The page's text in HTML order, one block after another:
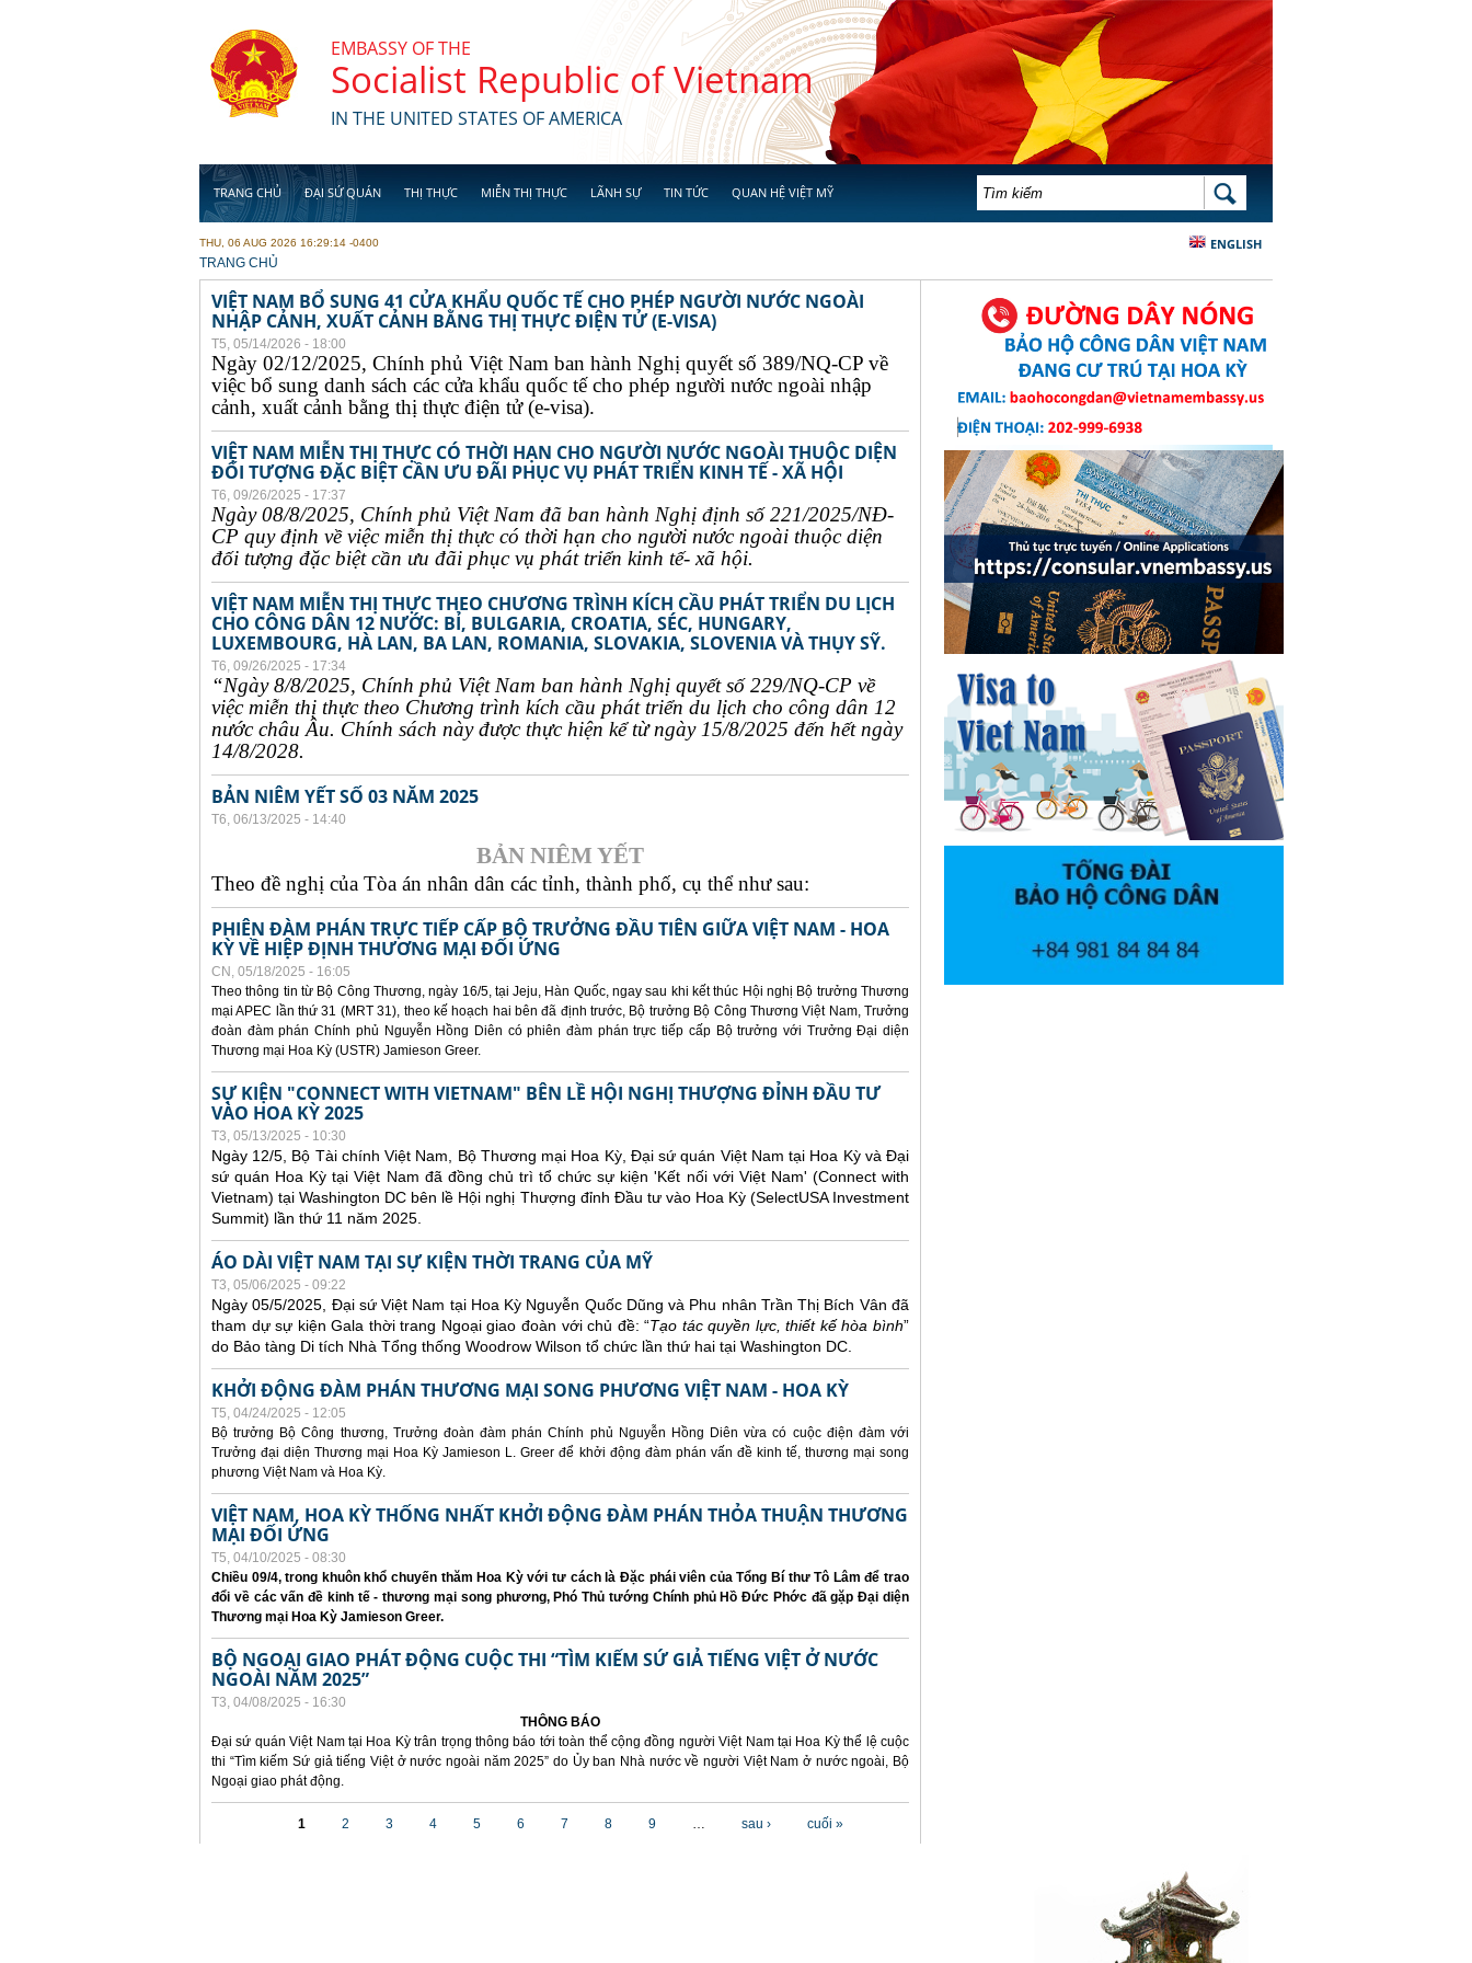
EMBASSY OF THE
Socialist Republic of Vietnam
IN THE UNITED STATES OF AMERICA
TRANG CHỦ ĐẠI SỨ QUÁN THỊ THỰC MIỄN THỊ THỰC LÃNH SỰ TIN TỨC QUAN HỆ VIỆT MỸ BIỂU MẪU TÌM KIẾM TÌM KIẾM
ENGLISH
THU, 06 AUG 2026 16:29:14 -0400
YOU ARE HERE
TRANG CHỦ
VIỆT NAM BỔ SUNG 41 CỬA KHẨU QUỐC TẾ CHO PHÉP NGƯỜI NƯỚC NGOÀI
NHẬP CẢNH, XUẤT CẢNH BẰNG THỊ THỰC ĐIỆN TỬ (E-VISA)
T5, 05/14/2026 - 18:00
Ngày 02/12/2025, Chính phủ Việt Nam ban hành Nghị quyết số 389/NQ-CP về
việc bổ sung danh sách các cửa khẩu quốc tế cho phép người nước ngoài nhập
cảnh, xuất cảnh bằng thị thực điện tử (e-visa).
VIỆT NAM MIỄN THỊ THỰC CÓ THỜI HẠN CHO NGƯỜI NƯỚC NGOÀI THUỘC DIỆN
ĐỐI TƯỢNG ĐẶC BIỆT CẦN ƯU ĐÃI PHỤC VỤ PHÁT TRIỂN KINH TẾ - XÃ HỘI
T6, 09/26/2025 - 17:37
Ngày 08/8/2025, Chính phủ Việt Nam đã ban hành Nghị định số 221/2025/NĐ-
CP quy định về việc miễn thị thực có thời hạn cho người nước ngoài thuộc diện
đối tượng đặc biệt cần ưu đãi phục vụ phát triển kinh tế- xã hội.
VIỆT NAM MIỄN THỊ THỰC THEO CHƯƠNG TRÌNH KÍCH CẦU PHÁT TRIỂN DU LỊCH
CHO CÔNG DÂN 12 NƯỚC: BỈ, BULGARIA, CROATIA, SÉC, HUNGARY,
LUXEMBOURG, HÀ LAN, BA LAN, ROMANIA, SLOVAKIA, SLOVENIA VÀ THỤY SỸ.
T6, 09/26/2025 - 17:34
“Ngày 8/8/2025, Chính phủ Việt Nam ban hành Nghị quyết số 229/NQ-CP về
việc miễn thị thực theo Chương trình kích cầu phát triển du lịch cho công dân 12
nước châu Âu. Chính sách này được thực hiện kể từ ngày 15/8/2025 đến hết ngày
14/8/2028.
BẢN NIÊM YẾT SỐ 03 NĂM 2025
T6, 06/13/2025 - 14:40
BẢN NIÊM YẾT
Theo đề nghị của Tòa án nhân dân các tỉnh, thành phố, cụ thể như sau:
PHIÊN ĐÀM PHÁN TRỰC TIẾP CẤP BỘ TRƯỞNG ĐẦU TIÊN GIỮA VIỆT NAM - HOA
KỲ VỀ HIỆP ĐỊNH THƯƠNG MẠI ĐỐI ỨNG
CN, 05/18/2025 - 16:05
Theo thông tin từ Bộ Công Thương, ngày 16/5, tại Jeju, Hàn Quốc, ngay sau khi kết thúc Hội nghị Bộ trưởng Thương
mại APEC lần thứ 31 (MRT 31), theo kế hoạch hai bên đã định trước, Bộ trưởng Bộ Công Thương Việt Nam, Trưởng
đoàn đàm phán Chính phủ Nguyễn Hồng Diên có phiên đàm phán trực tiếp cấp Bộ trưởng với Trưởng Đại diện
Thương mại Hoa Kỳ (USTR) Jamieson Greer.
SỰ KIỆN "CONNECT WITH VIETNAM" BÊN LỀ HỘI NGHỊ THƯỢNG ĐỈNH ĐẦU TƯ
VÀO HOA KỲ 2025
T3, 05/13/2025 - 10:30
Ngày 12/5, Bộ Tài chính Việt Nam, Bộ Thương mại Hoa Kỳ, Đại sứ quán Việt Nam tại Hoa Kỳ và Đại
sứ quán Hoa Kỳ tại Việt Nam đã đồng chủ trì tổ chức sự kiện 'Kết nối với Việt Nam' (Connect with
Vietnam) tại Washington DC bên lề Hội nghị Thượng đỉnh Đầu tư vào Hoa Kỳ (SelectUSA Investment
Summit) lần thứ 11 năm 2025.
ÁO DÀI VIỆT NAM TẠI SỰ KIỆN THỜI TRANG CỦA MỸ
T3, 05/06/2025 - 09:22
Ngày 05/5/2025, Đại sứ Việt Nam tại Hoa Kỳ Nguyễn Quốc Dũng và Phu nhân Trần Thị Bích Vân đã
tham dự sự kiện Gala thời trang Ngoại giao đoàn với chủ đề: “Tạo tác quyền lực, thiết kế hòa bình”
do Bảo tàng Di tích Nhà Tổng thống Woodrow Wilson tổ chức lần thứ hai tại Washington DC.
KHỞI ĐỘNG ĐÀM PHÁN THƯƠNG MẠI SONG PHƯƠNG VIỆT NAM - HOA KỲ
T5, 04/24/2025 - 12:05
Bộ trưởng Bộ Công thương, Trưởng đoàn đàm phán Chính phủ Nguyễn Hồng Diên vừa có cuộc điện đàm với
Trưởng đại diện Thương mại Hoa Kỳ Jamieson L. Greer để khởi động đàm phán vấn đề kinh tế, thương mại song
phương Việt Nam và Hoa Kỳ.
VIỆT NAM, HOA KỲ THỐNG NHẤT KHỞI ĐỘNG ĐÀM PHÁN THỎA THUẬN THƯƠNG
MẠI ĐỐI ỨNG
T5, 04/10/2025 - 08:30
Chiều 09/4, trong khuôn khổ chuyến thăm Hoa Kỳ với tư cách là Đặc phái viên của Tổng Bí thư Tô Lâm để trao
đổi về các vấn đề kinh tế - thương mại song phương, Phó Thủ tướng Chính phủ Hồ Đức Phớc đã gặp Đại diện
Thương mại Hoa Kỳ Jamieson Greer.
BỘ NGOẠI GIAO PHÁT ĐỘNG CUỘC THI “TÌM KIẾM SỨ GIẢ TIẾNG VIỆT Ở NƯỚC
NGOÀI NĂM 2025”
T3, 04/08/2025 - 16:30
THÔNG BÁO
Đại sứ quán Việt Nam tại Hoa Kỳ trân trọng thông báo tới toàn thể cộng đồng người Việt Nam tại Hoa Kỳ thể lệ cuộc
thi “Tìm kiếm Sứ giả tiếng Việt ở nước ngoài năm 2025” do Ủy ban Nhà nước về người Việt Nam ở nước ngoài, Bộ
Ngoại giao phát động.
1 2 3 4 5 6 7 8 9 … sau › cuối »